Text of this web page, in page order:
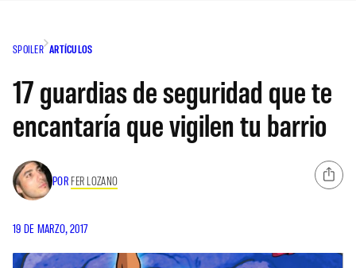
SPOILER ARTÍCULOS
17 guardias de seguridad que te
encantaría que vigilen tu barrio
POR FER LOZANO
19 DE MARZO, 2017